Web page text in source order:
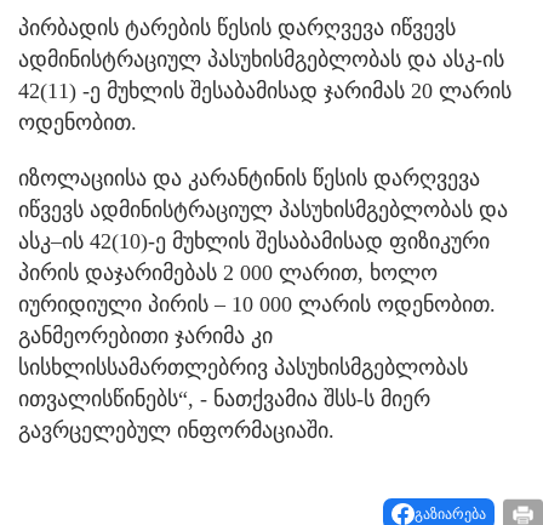
პირბადის ტარების წესის დარღვევა იწვევს
ადმინისტრაციულ პასუხისმგებლობას და ასკ-ის
42(11) -ე მუხლის შესაბამისად ჯარიმას 20 ლარის
ოდენობით.
იზოლაციისა და კარანტინის წესის დარღვევა
იწვევს ადმინისტრაციულ პასუხისმგებლობას და
ასკ–ის 42(10)-ე მუხლის შესაბამისად ფიზიკური
პირის დაჯარიმებას 2 000 ლარით, ხოლო
იურიდიული პირის – 10 000 ლარის ოდენობით.
განმეორებითი ჯარიმა კი
სისხლისსამართლებრივ პასუხისმგებლობას
ითვალისწინებს“, - ნათქვამია შსს-ს მიერ
გავრცელებულ ინფორმაციაში.
გაზიარება